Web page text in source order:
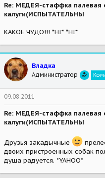
Re: МЕДЕЯ-стаффка палевая
калуги(ИСПЫТАТЕЛЬНЫ
КАКОЕ ЧУДО!!! *HI* *HI*
Владка
Администратор
09.08.2011
Re: МЕДЕЯ-стаффка палевая
калуги(ИСПЫТАТЕЛЬНЫ
Друзья закадычные
двоих пристроенных собак
душа радуется. *YAHOO*